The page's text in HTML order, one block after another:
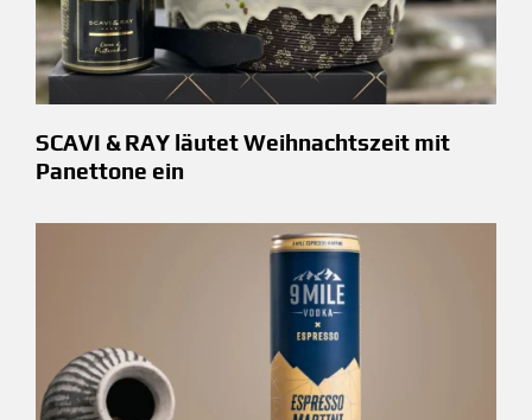
SCAVI & RAY läutet Weihnachtszeit mit
Panettone ein